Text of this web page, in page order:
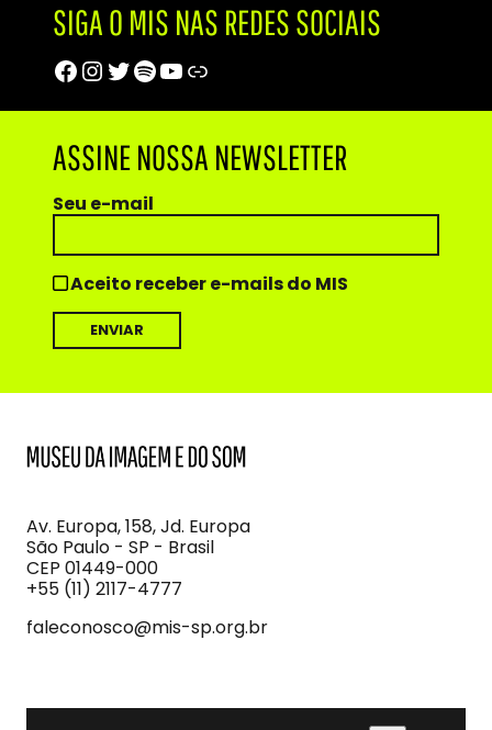
SIGA O MIS NAS REDES SOCIAIS
Facebook
Instagram
Twitter
Spotify
Youtube
Trip Advisor
ASSINE NOSSA NEWSLETTER
Seu e-mail
Aceito receber e-mails do MIS
Imagem
e
do
Som
Av. Europa, 158, Jd. Europa
São Paulo - SP - Brasil
CEP 01449-000
+55 (11) 2117-4777
faleconosco@mis-sp.org.br